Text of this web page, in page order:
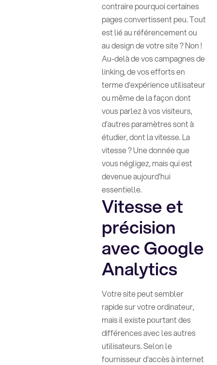
contraire pourquoi certaines
pages convertissent peu. Tout
est lié au référencement ou
au design de votre site ? Non !
Au-delà de vos campagnes de
linking, de vos efforts en
terme d'expérience utilisateur
ou même de la façon dont
vous parlez à vos visiteurs,
d'autres paramètres sont à
étudier, dont la vitesse. La
vitesse ? Une donnée que
vous négligez, mais qui est
devenue aujourd'hui
essentielle.
Vitesse et
précision
avec Google
Analytics
Votre site peut sembler
rapide sur votre ordinateur,
mais il existe pourtant des
différences avec les autres
utilisateurs. Selon le
fournisseur d'accès à internet